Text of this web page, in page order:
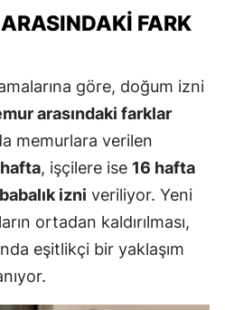
FARK
göre, doğum izni
arasındaki farklar
memurlara verilen
, işçilere ise 16 hafta
izni veriliyor. Yeni
ortadan kaldırılması,
eşitlikçi bir yaklaşım